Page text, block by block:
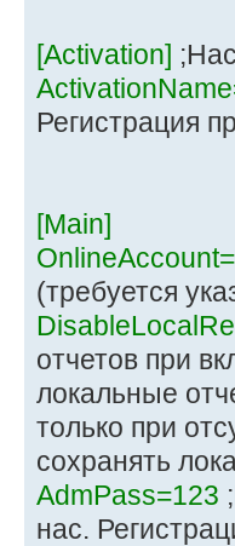
[Activation]
Регистрация
[Main]
(требуется
отчетов при
локальные
только при
сохранять
AdmPass=123
нас.